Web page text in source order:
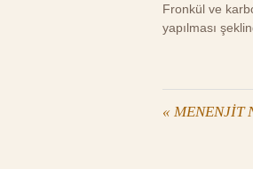
Fronkül ve
yapılması
« MENENJİT